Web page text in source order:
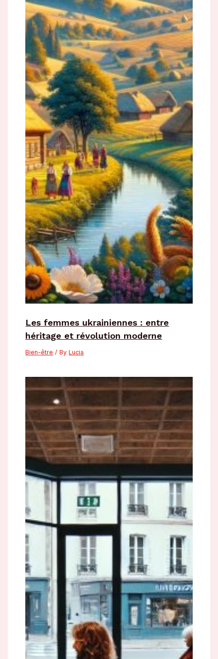
Les femmes ukrainiennes : entre
héritage et révolution moderne
Bien-être / ByLucia